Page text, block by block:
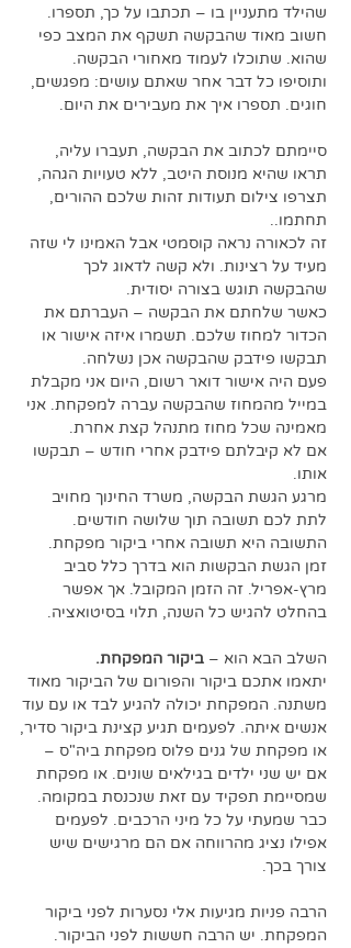
שהילד מתעניין בו – תכתבו על כך, תספרו.
חשוב מאוד שהבקשה תשקף את המצב כפי
שהוא. שתוכלו לעמוד מאחורי הבקשה.
ותוסיפו כל דבר אחר שאתם עושים: מפגשים,
חוגים. תספרו איך את מעבירים את היום.
סיימתם לכתוב את הבקשה, תעברו עליה,
תראו שהיא מנוסת היטב, ללא טעויות הגהה,
תצרפו צילום תעודות זהות שלכם ההורים,
תחתמו..
זה לכאורה נראה קוסמטי אבל האמינו לי שזה
מעיד על רצינות. ולא קשה לדאוג לכך
שהבקשה תוגש בצורה יסודית.
כאשר שלחתם את הבקשה – העברתם את
הכדור למחוז שלכם. תשמרו איזה אישור או
תבקשו פידבק שהבקשה אכן נשלחה.
פעם היה אישור דואר רשום, היום אני מקבלת
במייל מהמחוז שהבקשה עברה למפקחת. אני
מאמינה שכל מחוז מתנהל קצת אחרת.
אם לא קיבלתם פידבק אחרי חודש – תבקשו
אותו.
מרגע הגשת הבקשה, משרד החינוך מחויב
לתת לכם תשובה תוך שלושה חודשים.
התשובה היא תשובה אחרי ביקור מפקחת.
זמן הגשת הבקשות הוא בדרך כלל סביב
מרץ-אפריל. זה הזמן המקובל. אך אפשר
בהחלט להגיש כל השנה, תלוי בסיטואציה.
השלב הבא הוא – ביקור המפקחת.
יתאמו אתכם ביקור והפורום של הביקור מאוד
משתנה. המפקחת יכולה להגיע לבד או עם עוד
אנשים איתה. לפעמים תגיע קצינת ביקור סדיר,
או מפקחת של גנים פלוס מפקחת ביה"ס –
אם יש שני ילדים בגילאים שונים. או מפקחת
שמסיימת תפקיד עם זאת שנכנסת במקומה.
כבר שמעתי על כל מיני הרכבים. לפעמים
אפילו נציג מהרווחה אם הם מרגישים שיש
צורך בכך.
הרבה פניות מגיעות אלי נסערות לפני ביקור
המפקחת. יש הרבה חששות לפני הביקור.